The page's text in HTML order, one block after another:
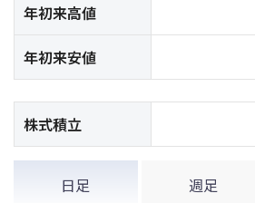
年初来高値
年初来安値
株式積立
日足 週足